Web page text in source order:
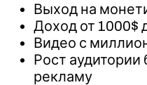
Выход на
Доход от 1000$
Видео с
Рост
рекламу